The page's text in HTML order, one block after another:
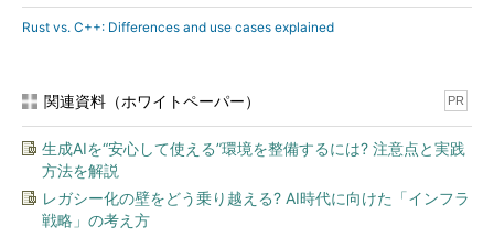
Rust vs. C++: Differences and use cases explained
関連資料（ホワイトペーパー） PR
生成AIを“安心して使える”環境を整備するには? 注意点と実践
方法を解説
レガシー化の壁をどう乗り越える? AI時代に向けた「インフラ
戦略」の考え方